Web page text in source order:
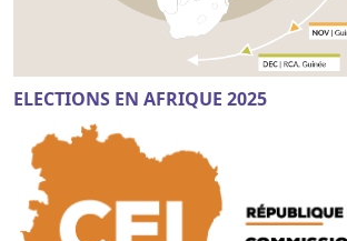
ELECTIONS EN AFRIQUE 2025